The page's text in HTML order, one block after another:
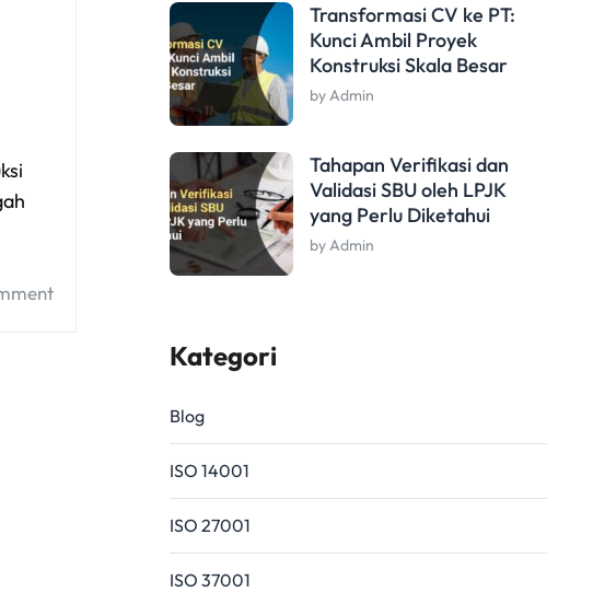
Transformasi CV ke PT:
Kunci Ambil Proyek
Konstruksi Skala Besar
by Admin
Tahapan Verifikasi dan
Validasi SBU oleh LPJK
yang Perlu Diketahui
by Admin
Kategori
Blog
ISO 14001
ISO 27001
ISO 37001